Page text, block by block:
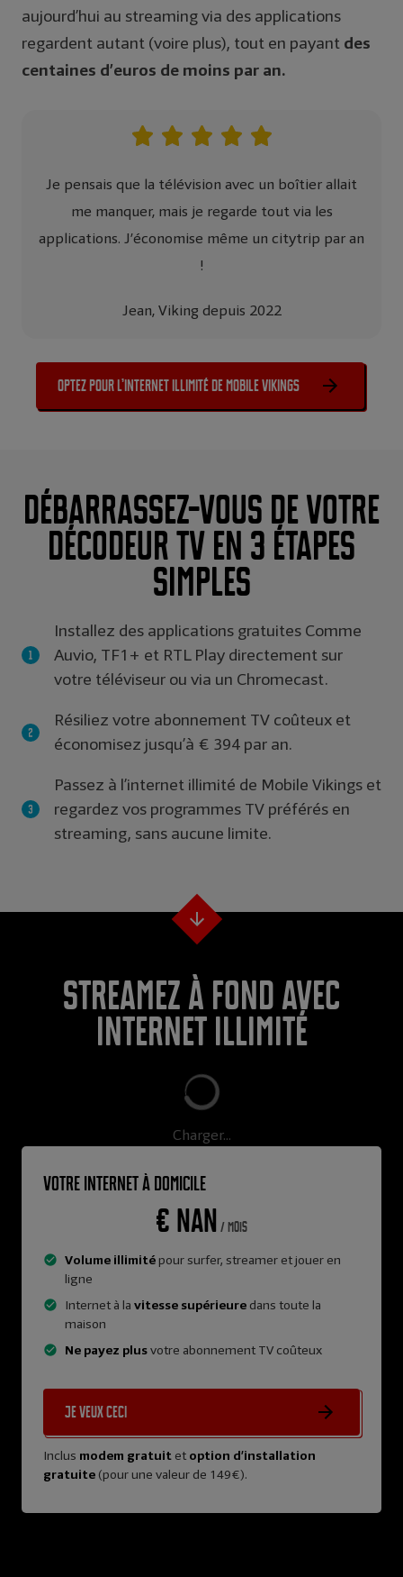
aujourd’hui au streaming via des applications
regardent autant (voire plus), tout en payant des
centaines d’euros de moins par an.
Je pensais que la télévision avec un boîtier allait
me manquer, mais je regarde tout via les
applications. J’économise même un citytrip par an
!
Jean, Viking depuis 2022
Optez pour l’internet illimité de Mobile Vikings
Débarrassez-vous de votre
décodeur TV en 3 étapes
simples
Installez des applications gratuites Comme
Auvio, TF1+ et RTL Play directement sur
votre téléviseur ou via un Chromecast.
Résiliez votre abonnement TV coûteux et
économisez jusqu’à € 394 par an.
Passez à l’internet illimité de Mobile Vikings et
regardez vos programmes TV préférés en
streaming, sans aucune limite.
Streamez à fond avec
internet illimité
Charger...
Votre internet à domicile
€ NaN / mois
Volume illimité pour surfer, streamer et jouer en
ligne
Internet à la vitesse supérieure dans toute la
maison
Ne payez plusvotre abonnement TV coûteux
Je veux ceci
Inclus modem gratuit et option d’installation
gratuite (pour une valeur de 149€).